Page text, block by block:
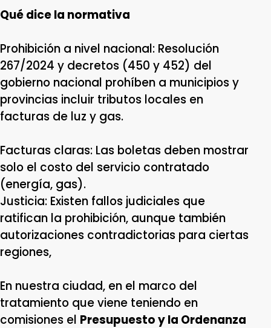
Qué dice la normativa
Prohibición a nivel nacional: Resolución
267/2024 y decretos (450 y 452) del
gobierno nacional prohíben a municipios y
provincias incluir tributos locales en
facturas de luz y gas.
Facturas claras: Las boletas deben mostrar
solo el costo del servicio contratado
(energía, gas).
Justicia: Existen fallos judiciales que
ratifican la prohibición, aunque también
autorizaciones contradictorias para ciertas
regiones,
En nuestra ciudad, en el marco del
tratamiento que viene teniendo en
comisiones el Presupuesto y la Ordenanza